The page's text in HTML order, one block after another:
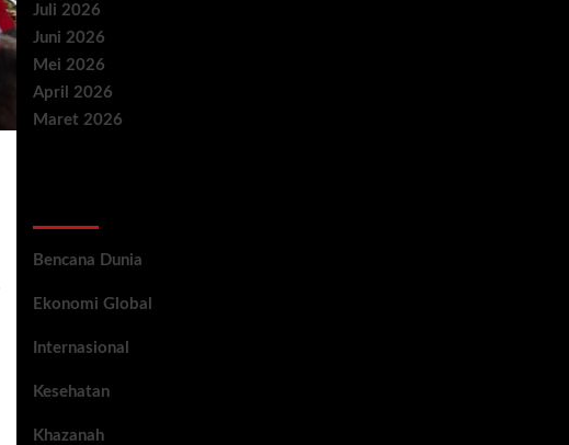
Juli 2026
Juni 2026
Mei 2026
April 2026
Maret 2026
Bencana Dunia
Ekonomi Global
Internasional
Kesehatan
Khazanah